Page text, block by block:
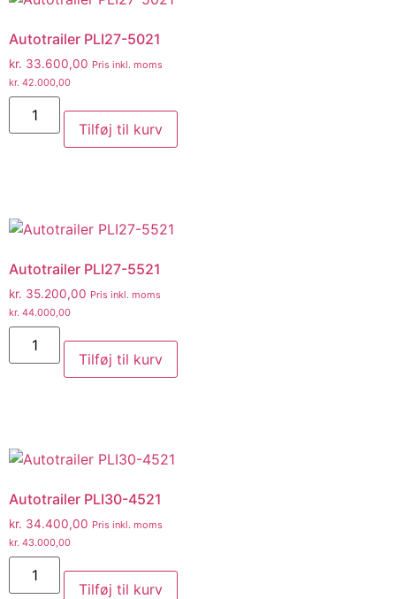
Autotrailer PLI27-5021
kr. 33.600,00 Pris inkl. moms
kr. 42.000,00
Tilføj til kurv
Autotrailer PLI27-5521
kr. 35.200,00 Pris inkl. moms
kr. 44.000,00
Tilføj til kurv
Autotrailer PLI30-4521
kr. 34.400,00 Pris inkl. moms
kr. 43.000,00
Tilføj til kurv